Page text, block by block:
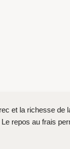
et la richesse de
repos au frais